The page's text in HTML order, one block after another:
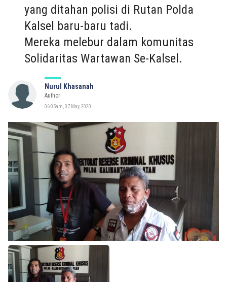
yang ditahan polisi di Rutan Polda
Kalsel baru-baru tadi.
Mereka melebur dalam komunitas
Solidaritas Wartawan Se-Kalsel.
Nurul Khasanah
Author
06:05am, 07 May, 2020